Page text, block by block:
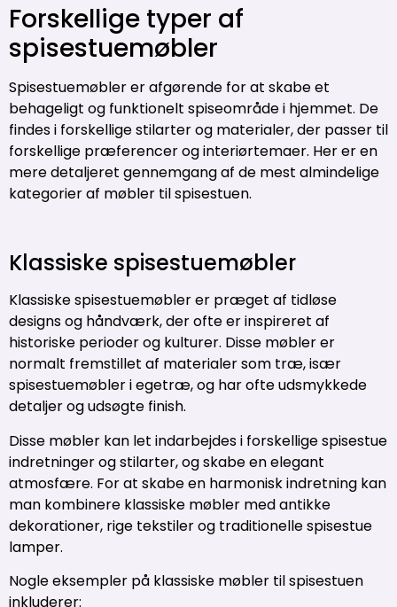
Forskellige typer af
spisestuemøbler
Spisestuemøbler er afgørende for at skabe et
behageligt og funktionelt spiseområde i hjemmet. De
findes i forskellige stilarter og materialer, der passer til
forskellige præferencer og interiørtemaer. Her er en
mere detaljeret gennemgang af de mest almindelige
kategorier af møbler til spisestuen.
Klassiske spisestuemøbler
Klassiske spisestuemøbler er præget af tidløse
designs og håndværk, der ofte er inspireret af
historiske perioder og kulturer. Disse møbler er
normalt fremstillet af materialer som træ, især
spisestuemøbler i egetræ, og har ofte udsmykkede
detaljer og udsøgte finish.
Disse møbler kan let indarbejdes i forskellige spisestue
indretninger og stilarter, og skabe en elegant
atmosfære. For at skabe en harmonisk indretning kan
man kombinere klassiske møbler med antikke
dekorationer, rige tekstiler og traditionelle spisestue
lamper.
Nogle eksempler på klassiske møbler til spisestuen
inkluderer: